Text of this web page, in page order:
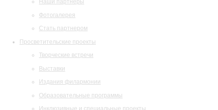
Наши партнеры
Фотогалерея
Стать партнером
Просветительские проекты
Творческие встречи
Выставки
Издания филармонии
Образовательные программы
Инклюзивные и специальные проекты